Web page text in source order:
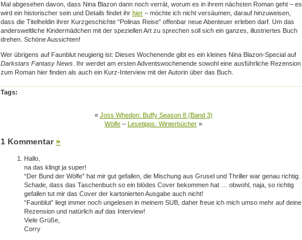
Mal abgesehen davon, dass Nina Blazon dann noch verrät, worum es in ihrem nächsten Roman geht – es
wird ein historischer sein und Details findet ihr hier – möchte ich nicht versäumen, darauf hinzuweisen,
dass die Titelheldin ihrer Kurzgeschichte “Polinas Reise” offenbar neue Abenteuer erleben darf. Um das
andersweltliche Kindermädchen mit der speziellen Art zu sprechen soll sich ein ganzes, illustriertes Buch
drehen. Schöne Aussichten!
Wer übrigens auf Faunblut neugierig ist: Dieses Wochenende gibt es ein kleines Nina Blazon-Special auf
Darkstars Fantasy News . Ihr werdet am ersten Adventswochenende sowohl eine ausführliche Rezension
zum Roman hier finden als auch ein Kurz-Interview mit der Autorin über das Buch.
Tags:
« Joss Whedon: Buffy Season 8 (Band 3)
Wölfe – Lesetipps: Winterbücher »
1 Kommentar»
Hallo,
na das klingt ja super!
“Der Bund der Wölfe” hat mir gut gefallen, die Mischung aus Grusel und Thriller war genau richtig.
Schade, dass das Taschenbuch so ein blödes Cover bekommen hat … obwohl, naja, so richtig
gefallen tut mir das Cover der kartonierten Ausgabe auch nicht!
“Faunblut” liegt immer noch ungelesen in meinem SUB, daher freue ich mich umso mehr auf deine
Rezension und natürlich auf das Interview!
Viele Grüße,
Corry